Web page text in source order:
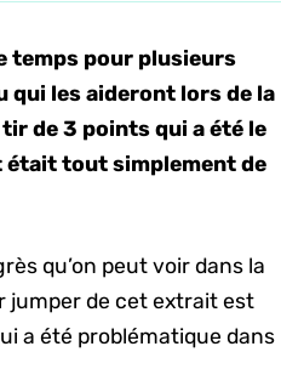
temps pour plusieurs
qui les aideront lors de la
de 3 points qui a été le
était tout simplement de
qu’on peut voir dans la
jumper de cet extrait est
a été problématique dans